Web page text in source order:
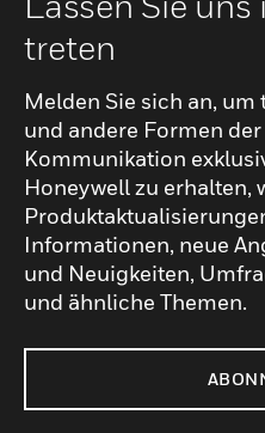
treten
Melden Sie sich an,
und andere Formen
Kommunikation
Honeywell zu erhalten,
Informationen, neue
und Neuigkeiten,
und ähnliche Themen.